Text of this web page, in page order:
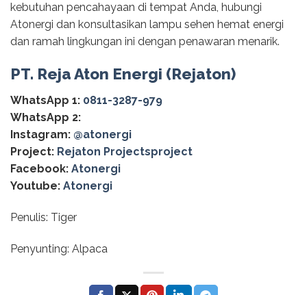
kebutuhan pencahayaan di tempat Anda, hubungi
Atonergi dan konsultasikan lampu sehen hemat energi
dan ramah lingkungan ini dengan penawaran menarik.
PT. Reja Aton Energi (Rejaton)
WhatsApp 1: 0811-3287-979
WhatsApp 2:
Instagram: @‌atonergi
Project: Rejaton Projectsproject
Facebook: Atonergi
Youtube: Atonergi
Penulis: Tiger
Penyunting: Alpaca